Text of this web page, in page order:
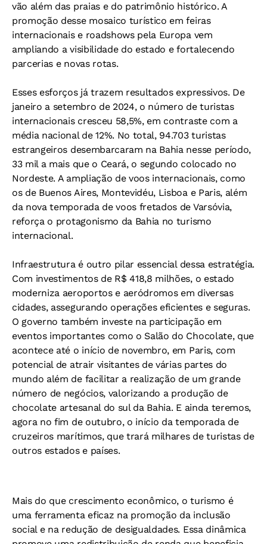
vão além das praias e do patrimônio histórico. A
promoção desse mosaico turístico em feiras
internacionais e roadshows pela Europa vem
ampliando a visibilidade do estado e fortalecendo
parcerias e novas rotas.
Esses esforços já trazem resultados expressivos. De
janeiro a setembro de 2024, o número de turistas
internacionais cresceu 58,5%, em contraste com a
média nacional de 12%. No total, 94.703 turistas
estrangeiros desembarcaram na Bahia nesse período,
33 mil a mais que o Ceará, o segundo colocado no
Nordeste. A ampliação de voos internacionais, como
os de Buenos Aires, Montevidéu, Lisboa e Paris, além
da nova temporada de voos fretados de Varsóvia,
reforça o protagonismo da Bahia no turismo
internacional.
Infraestrutura é outro pilar essencial dessa estratégia.
Com investimentos de R$ 418,8 milhões, o estado
moderniza aeroportos e aeródromos em diversas
cidades, assegurando operações eficientes e seguras.
O governo também investe na participação em
eventos importantes como o Salão do Chocolate, que
acontece até o início de novembro, em Paris, com
potencial de atrair visitantes de várias partes do
mundo além de facilitar a realização de um grande
número de negócios, valorizando a produção de
chocolate artesanal do sul da Bahia. E ainda teremos,
agora no fim de outubro, o início da temporada de
cruzeiros marítimos, que trará milhares de turistas de
outros estados e países.
Mais do que crescimento econômico, o turismo é
uma ferramenta eficaz na promoção da inclusão
social e na redução de desigualdades. Essa dinâmica